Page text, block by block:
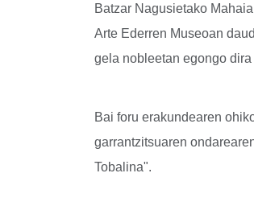
Batzar Nagusietako
Arte Ederren Museoan
gela nobleetan egongo
Bai foru erakundearen
garrantzitsuaren
Tobalina".